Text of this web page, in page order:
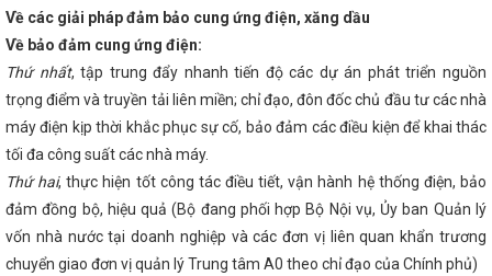
Chủ tịch Công đoàn ngành Công Thương Hà Tĩnh
công Đại hội Chi bộ điểm
Chủ tịch UBND tỉnh dự lễ
chính sách ở Hương Sơn
huyện
Vốn đầu tư toàn xã hội quý I/2024 của Hà Tĩnh tăng
Quy hoạch tỉnh Hà Tĩnh thời kỳ 2021 - 2030, tầm nhìn đến năm
Vương Đình Huệ hội kiến Tổng Bí thư, Chủ tịch nước Trung Quốc
Thương tỉnh Hà Tĩnh: Phong trào công nhân, viên chức, lao
năm 2024 đạt nhiều kết quả nổi bật
tác tháng 6 năm 2025
Hà Tĩnh
Sở Công Thương Hà Tĩnh tổ chức công bố Quyết
Trung tâm Khuyến Công và Xúc tiến thương mại
Huyện
Hội thi "Tuổi trẻ Hà Tĩnh tự hào thương hiệu Việt"
Hòa
Áng - Tăng lực cấp điện cho khu vực
Tiếp tục hoàn thiện
công nghiệp hỗ trợ, CN-TTCN giai đoạn 2026-2030
Sở
Về các giải pháp đảm bảo cung ứng điện, xăng dầu
Về bảo đảm cung ứng điện:
Thứ nhất, tập trung đẩy nhanh tiến độ các dự án phát triển nguồn
trọng điểm và truyền tải liên miền; chỉ đạo, đôn đốc chủ đầu tư các nhà
máy điện kịp thời khắc phục sự cố, bảo đảm các điều kiện để khai thác
tối đa công suất các nhà máy.
Thứ hai, thực hiện tốt công tác điều tiết, vận hành hệ thống điện, bảo
đảm đồng bộ, hiệu quả (Bộ đang phối hợp Bộ Nội vụ, Ủy ban Quản lý
vốn nhà nước tại doanh nghiệp và các đơn vị liên quan khẩn trương
chuyển giao đơn vị quản lý Trung tâm A0 theo chỉ đạo của Chính phủ)